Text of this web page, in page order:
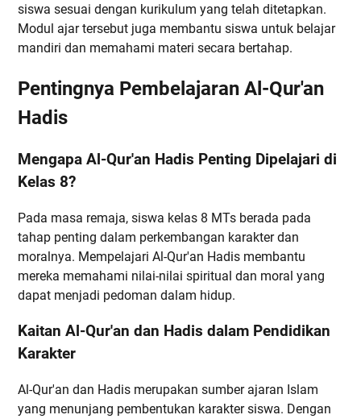
siswa sesuai dengan kurikulum yang telah ditetapkan.
Modul ajar tersebut juga membantu siswa untuk belajar
mandiri dan memahami materi secara bertahap.
Pentingnya Pembelajaran Al-Qur'an
Hadis
Mengapa Al-Qur'an Hadis Penting Dipelajari di
Kelas 8?
Pada masa remaja, siswa kelas 8 MTs berada pada
tahap penting dalam perkembangan karakter dan
moralnya. Mempelajari Al-Qur'an Hadis membantu
mereka memahami nilai-nilai spiritual dan moral yang
dapat menjadi pedoman dalam hidup.
Kaitan Al-Qur'an dan Hadis dalam Pendidikan
Karakter
Al-Qur'an dan Hadis merupakan sumber ajaran Islam
yang menunjang pembentukan karakter siswa. Dengan